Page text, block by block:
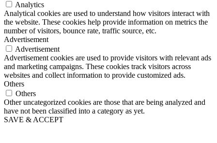
Analytics
Analytical cookies are used to understand how visitors interact with
the website. These cookies help provide information on metrics the
number of visitors, bounce rate, traffic source, etc.
Advertisement
Advertisement
Advertisement cookies are used to provide visitors with relevant ads
and marketing campaigns. These cookies track visitors across
websites and collect information to provide customized ads.
Others
Others
Other uncategorized cookies are those that are being analyzed and
have not been classified into a category as yet.
SAVE & ACCEPT